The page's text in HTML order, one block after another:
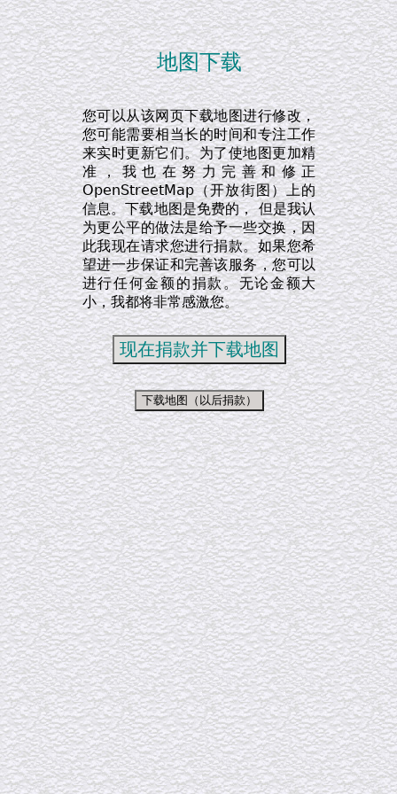
地图下载
您可以从该网页下载地图进行修改，
您可能需要相当长的时间和专注工作
来实时更新它们。为了使地图更加精
准，我也在努力完善和修正
OpenStreetMap（开放街图）上的
信息。下载地图是免费的， 但是我认
为更公平的做法是给予一些交换，因
此我现在请求您进行捐款。如果您希
望进一步保证和完善该服务，您可以
进行任何金额的捐款。无论金额大
小，我都将非常感激您。